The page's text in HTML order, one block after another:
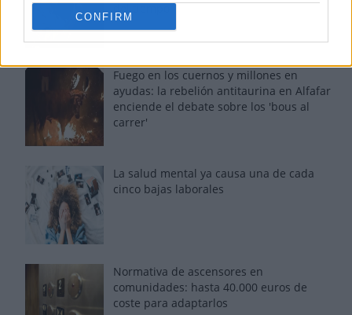
CONFIRM
del tiempo
Fuego en los cuernos y millones en
ayudas: la rebelión antitaurina en Alfafar
enciende el debate sobre los 'bous al
carrer'
La salud mental ya causa una de cada
cinco bajas laborales
Normativa de ascensores en
comunidades: hasta 40.000 euros de
coste para adaptarlos